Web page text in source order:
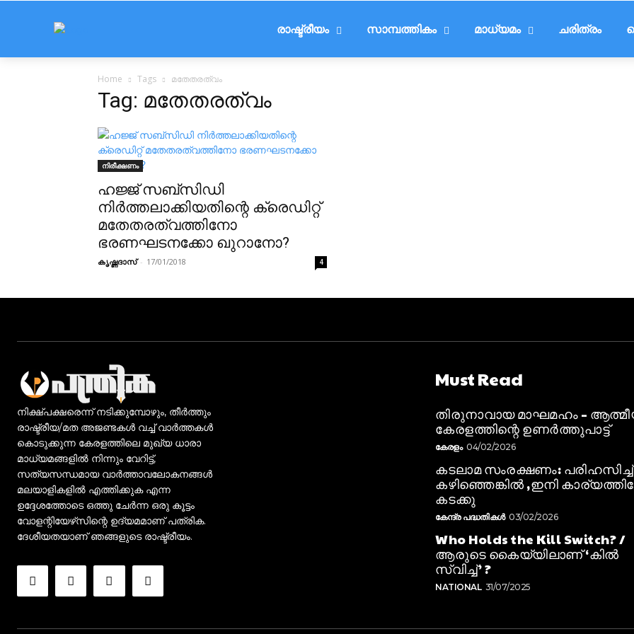
രാഷ്ട്രീയം സാമ്പത്തികം മാധ്യമം ചരിത്രം
Home Tags മതേതരത്വം
Tag: മതേതരത്വം
നിരീക്ഷണം
ഹജ്ജ് സബ്‌സിഡി
നിർത്തലാക്കിയതിന്റെ ക്രെഡിറ്റ്
മതേതരത്വത്തിനോ
ഭരണഘടനക്കോ ഖുറാനോ?
കൃഷ്ണദാസ് - 17/01/2018 4
നിക്ഷ്പക്ഷരെന്ന് നടിക്കുമ്പോഴും, തീർത്തും
രാഷ്ട്രീയ/മത അജണ്ടകൾ വച്ച് വാർത്തകൾ
കൊടുക്കുന്ന കേരളത്തിലെ മുഖ്യ ധാരാ
മാധ്യമങ്ങളിൽ നിന്നും വേറിട്ട്,
സത്യസന്ധമായ വാർത്താവലോകനങ്ങൾ
മലയാളികളിൽ എത്തിക്കുക എന്ന
ഉദ്ദേശത്തോടെ ഒത്തു ചേർന്ന ഒരു കൂട്ടം
വോളന്റിയേഴ്‌സിന്റെ ഉദ്യമമാണ് പത്രിക.
ദേശീയതയാണ് ഞങ്ങളുടെ രാഷ്ട്രീയം.
Must Read
തിരുനാവായ മാഘമഹം –
കേരളത്തിന്റെ ഉണർത്തുപാട്ട്
കേരളം 04/02/2026
കടലാമ സംരക്ഷണം: പരിഹസിച്ച്
കഴിഞ്ഞെങ്കിൽ ,ഇനി
കടക്കു
കേന്ദ്ര പദ്ധതികൾ 03/02/2026
Who Holds the Kill Switch? /
ആരുടെ കൈയ്യിലാണ് ‘കിൽ
സ്വിച്ച്’ ?
NATIONAL 31/07/2025